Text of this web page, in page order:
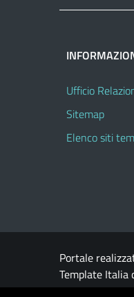
Ufficio
Sitemap
Elenco siti
Portale
Template Italia